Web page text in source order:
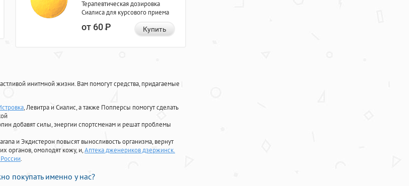
Терапевтическая дозировка
Сиалиса для курсового приема
от 60Р Купить
инитмной жизни. Вам помогут средства, придагаемые
, Левитра и Сиалис, а также Попперсы помогут сделать
добавят силы, энергии спортсменам и решат проблемы
и Экдистерон повысят выносливость организма, вернут
органов, омолодят кожу, и,Аптека дженериков дзержинск.
.
покупать именно у нас?